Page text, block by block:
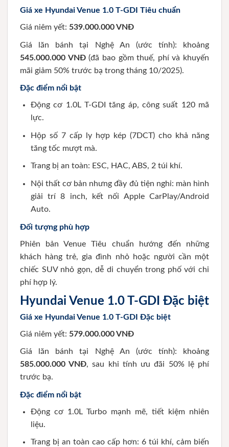
Giá xe Hyundai Venue 1.0 T-GDI Tiêu chuẩn
Giá niêm yết: 539.000.000 VNĐ
Giá lăn bánh tại Nghệ An (ước tính): khoảng
545.000.000 VNĐ(đã bao gồm thuế, phí và khuyến
mãi giảm 50% trước bạ trong tháng 10/2025).
Đặc điểm nổi bật
Động cơ 1.0L T-GDI tăng áp, công suất 120 mã
lực.
Hộp số 7 cấp ly hợp kép (7DCT) cho khả năng
tăng tốc mượt mà.
Trang bị an toàn: ESC, HAC, ABS, 2 túi khí.
Nội thất cơ bản nhưng đầy đủ tiện nghi: màn hình
giải trí 8 inch, kết nối Apple CarPlay/Android
Auto.
Đối tượng phù hợp
Phiên bản Venue Tiêu chuẩn hướng đến những
khách hàng trẻ, gia đình nhỏ hoặc người cần một
chiếc SUV nhỏ gọn, dễ di chuyển trong phố với chi
phí hợp lý.
Hyundai Venue 1.0 T-GDI Đặc biệt
Giá xe Hyundai Venue 1.0 T-GDI Đặc biệt
Giá niêm yết: 579.000.000 VNĐ
Giá lăn bánh tại Nghệ An (ước tính): khoảng
585.000.000 VNĐ, sau khi tính ưu đãi 50% lệ phí
trước bạ.
Đặc điểm nổi bật
Động cơ 1.0L Turbo mạnh mẽ, tiết kiệm nhiên
liệu.
Trang bị an toàn cao cấp hơn: 6 túi khí, cảm biến